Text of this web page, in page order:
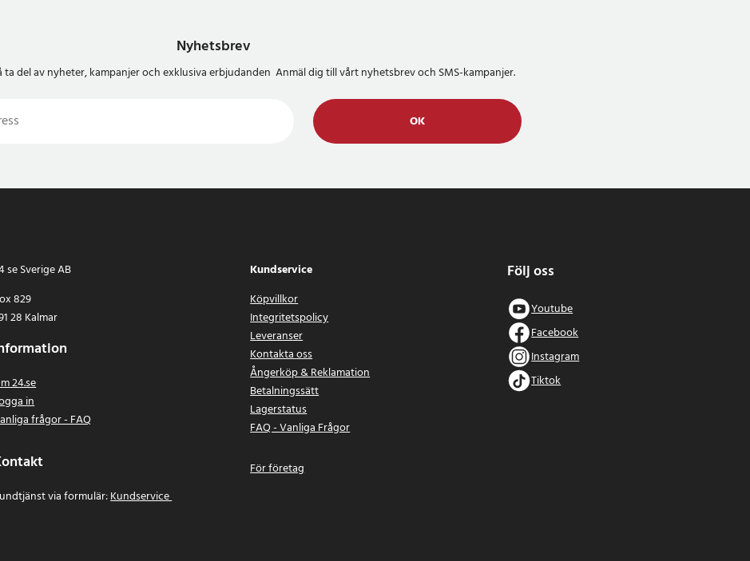
Nyhetsbrev
del av nyheter, kampanjer och exklusiva erbjudanden Anmäl dig till vårt nyhetsbrev och SMS-kampanjer.
OK
se Sverige AB
829
28 Kalmar
24.se
in
frågor - FAQ
via formulär:Kundservice
Kundservice
Köpvillkor
Integritetspolicy
Leveranser
Kontakta oss
Ångerköp & Reklamation
Betalningssätt
Lagerstatus
FAQ - Vanliga Frågor
För företag
Följ oss
Youtube
Facebook
Instagram
Tiktok